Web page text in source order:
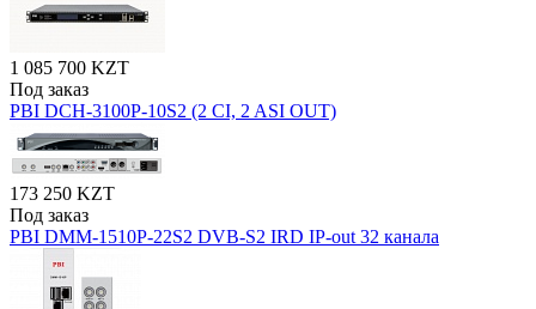
1 085 700 KZT
Под заказ
PBI DCH-3100P-10S2 (2 CI, 2 ASI OUT)
173 250 KZT
Под заказ
PBI DMM-1510P-22S2 DVB-S2 IRD IP-out 32 канала